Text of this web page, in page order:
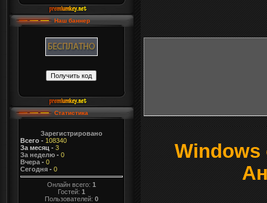
Наш баннер
Статистика
Зарегистрировано
Всего- 108340
За месяц - 3
За неделю- 0
Вчера- 0
Сегодня- 0
Онлайн всего: 1
Гостей: 1
Пользователей: 0
Windows